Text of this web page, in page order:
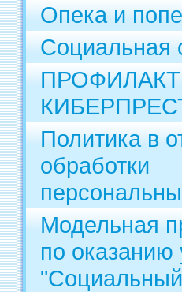
Опека и
Социальная
Политика в
обработки
Модельная
по оказанию